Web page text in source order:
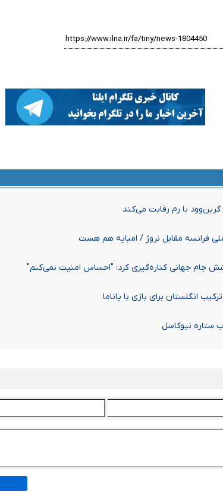
با رم رقابت می‌کند
فرانسه مقابل نروژ / امباپه هم هست
جام جهانی کناره‌گیری کرد: "احساس امنیت نمی‌کنم"
انگلستان برای بازی با پاناما
ستاره نیوکاسل